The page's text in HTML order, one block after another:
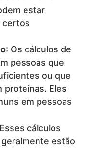
estar
certos
: Os cálculos de
pessoas que
ou que
proteínas. Eles
em pessoas
cálculos
estão